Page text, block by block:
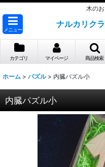
木の
メニュー
ナルカリク
カテゴリ マイページ 商品検索
ホーム > パズル > 内臓パズル小
内臓パズル小